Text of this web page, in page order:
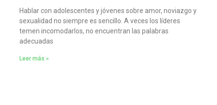
Hablar con adolescentes y jóvenes sobre amor, noviazgo y
sexualidad no siempre es sencillo. A veces los líderes
temen incomodarlos, no encuentran las palabras
adecuadas
Leer más »